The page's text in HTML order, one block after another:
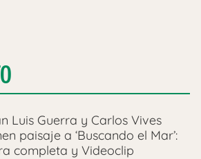
Luis Guerra y Carlos Vives
paisaje a ‘Buscando el Mar’:
completa y Videoclip